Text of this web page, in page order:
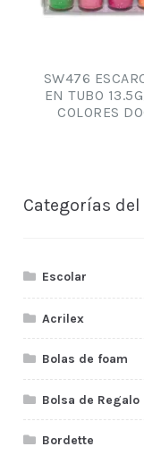
SW476
EN TUBO
COLORES
Categorías
Escolar
Acrilex
Bolas de foam
Bolsa de Regalo
Bordette